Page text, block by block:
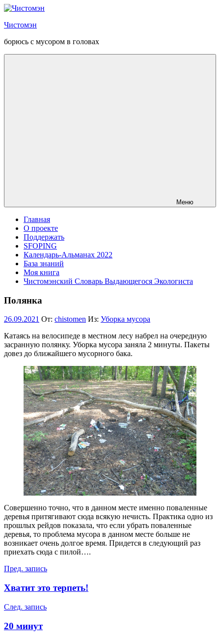
Перейти
содержанию
Чистомэн
борюсь с мусором в головах
Меню
Главная
О проекте
Поддержать
SFOPING
Календарь-Альманах 2022
База знаний
Моя книга
Чистомэнский Словарь Выдающегося Экологиста
Полянка
26.09.2021 От: chistomen Из: Уборка мусора
Катаясь на велосипеде в местном лесу набрел на очередную
засранную полянку. Уборка мусора заняла 2 минуты. Пакеты
довез до ближайшего мусорного бака.
Совершенно точно, что в данном месте именно поваленные
деревья притягивают сюда всякую нечисть. Практика одно из
прошлых рейдов показала, что если убрать поваленные
деревья, то проблема мусора в данном месте больше не
возникает очень долгое время. Придется в следующий раз
приехать сюда с пилой….
Навигация
по
Пред. запись
Хватит это терпеть!
След. запись
20 минут